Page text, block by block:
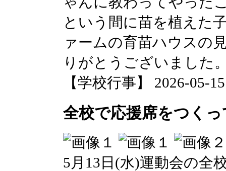
という間に苗を植えた
ァームの育苗ハウスの
りがとうございました
【学校行事】 2026-05-
全校で応援席をつく
5月13日(水)運動会の全